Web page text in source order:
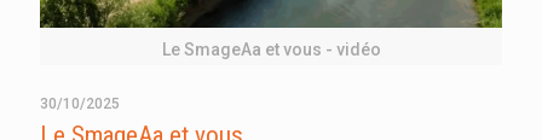
Le SmageAa et vous - vidéo
30/10/2025